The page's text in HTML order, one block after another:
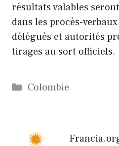
résultats valables
dans les procès-
délégués et autorités
tirages au sort officiels.
Catégories
Colombie